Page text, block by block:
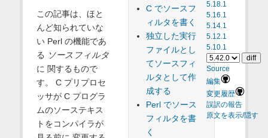
5.18.1
5.16.1
5.14.1
5.12.1
5.10.1
Source
編集
変更履歴
誤訳の報告
原文を表示/隠す
C でソースフ
ィルタを書く
独立した実行
ファイルとし
てソースフィ
ルタとして作
成する
Perl でソース
フィルタを書
く
この記事は、ほと
んど知られていな
い Perl の機能であ
る
ソースフィルタ
に 関するもので
す。 C プリプロセ
ッサが C プログラ
ムのソーステキス
トをコンパイラが